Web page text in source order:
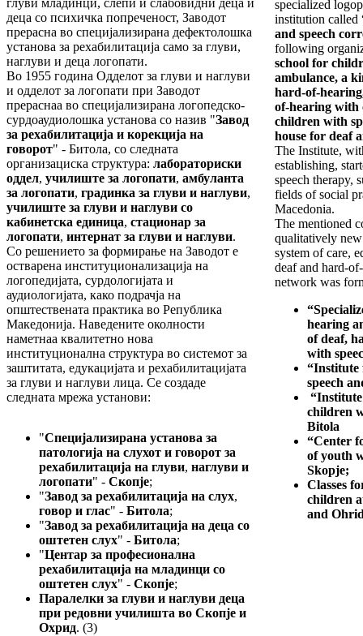
specialized
institution called
and speech
following
school for
ambulance, a
hard-of-
of-hearing with
children with
house for deaf
The Institute,
establishing,
speech therapy,
fields of social
Macedonia.
The mentioned
qualitatively
system of care,
deaf and hard-
network was
hearing
of deaf,
with
“Institute
speech
children
Bitola
“Center
of youth
Skopje;
Classes
children
and
глуви младинци, слепи и слабовидни деца и
деца со психичка попреченост, Заводот
прерасна во специјализирана дефектолошка
установа за рехабилитација само за глуви,
наглуви и деца логопати.
Во 1955 година Одделот за глуви и наглуви
и одделот за логопати при Заводот
прераснаа во специјализирана логопедско-
сурдоаудиолошка установа со назив "Завод
за рехабилитација и корекција на
говорот" - Битола, со следната
организациска структура: лабораториски
оддел, училиште за логопати, амбуланта
за логопати, градинка за глуви и наглуви,
училиште за глуви и наглуви со
кабинетска единица, стационар за
логопати, интернат за глуви и наглуви.
Со решението за формирање на Заводот е
остварена институционализација на
логопедијата, сурдологијата и
аудиологијата, како подрачја на
општествената практика во Република
Македонија. Наведените околности
наметнаа квалитетно нова
институционална структура во системот за
заштитата, едукацијата и рехабилитацијата
за глуви и наглуви лица. Се создаде
следната мрежа установи:
"Специјализирана установа за
патологија на слухот и говорот за
рехабилитација на глуви, наглуви и
логопати" - Скопје;
"Завод за рехабилитација на слух,
говор и глас" - Битола;
"Завод за рехабилитација на деца со
оштетен слух" - Битола;
"Центар за професионална
рехабилитација на младинци со
оштетен слух" - Скопје;
Паралелки за глуви и наглуви деца
при редовни училишта во Скопје и
Охрид. (3)